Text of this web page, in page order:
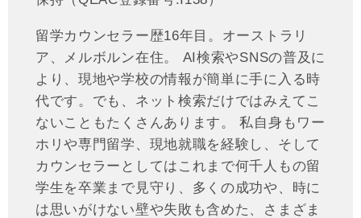
留学カウンセラー歴16年目。オーストラリ
ア、メルボルン在住。 AI検索やSNSの普及に
より、現地や学校の情報が簡単に手に入る時
代です。でも、ネット検索だけではみえてこ
ないこともたくさんあります。 私自身もワー
ホリや専門留学、現地就職を経験し、そして
カウンセラーとしてはこれまで何千人もの留
学生を卒業まで見守り、多くの成功や、時に
は思いがけない壁や失敗も含めた、さまざま